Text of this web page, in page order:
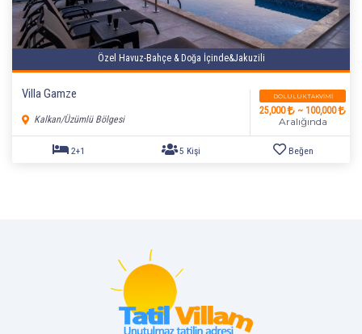
Beğen
Özel Havuz-Bahçe & Doğa İçinde&Jakuzili
Villa Gamze
Kalkan/Üzümlü Bölgesi
DOLULUK TAKVIMI
25,000 ~ 100,000
Aralığında